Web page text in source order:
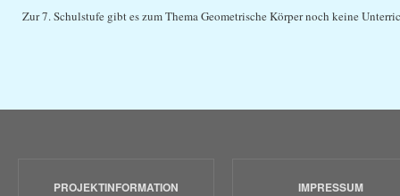
Zur 7. Schulstufe gibt es zum Thema Geometrische Körper noch keine
PROJEKTINFORMATION IMPRESSUM